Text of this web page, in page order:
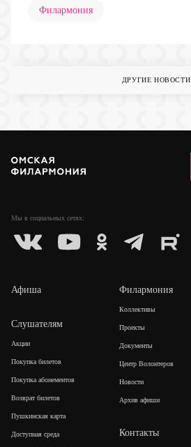
Филармония
ДРУГИЕ НОВОСТИ
Мы в социальных сетях:
Афиша
Слушателям
Акции
Покупка билетов
Покупка абонементов
Возврат билетов
Пушкинская карта
Доступная среда
Филармония
Коллективы
Проекты
Документы
Центр Волонтеров
Новости
Архив афиши
Контакты